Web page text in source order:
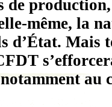
de
même, la
d’État. Mais
au